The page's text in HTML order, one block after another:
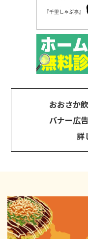
おおさか
バナー広
詳